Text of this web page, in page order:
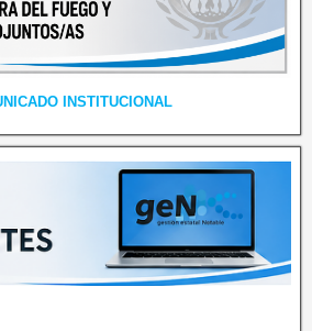
INSTITUCIONAL